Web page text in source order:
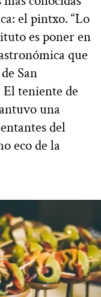
el pintxo. “Lo
es poner en
que
San
El teniente de
una
del
eco de la